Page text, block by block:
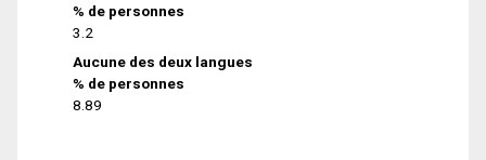
% de personnes
3.2
Aucune des deux langues
% de personnes
8.89